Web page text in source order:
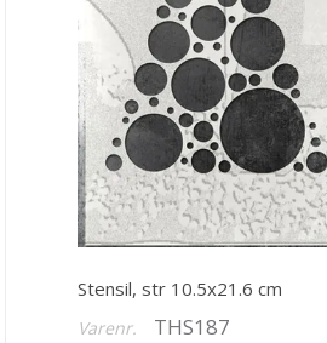
Bånd, Blonder & Tekstil
Garn & Tilbehør
Gips, støp, form
Hobby - generelt
Julens produkter
Maling & Tusj
Stensil, str 10.5x21.6 cm
Varenr. THS187